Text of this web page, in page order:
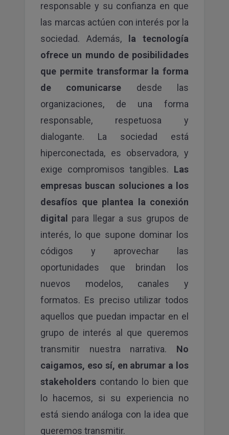
responsable y su confianza en que
las marcas actúen con interés por la
sociedad. Además,
la tecnología
ofrece un mundo de posibilidades
que permite transformar la forma
de comunicarse desde las
organizaciones, de una forma
responsable, respetuosa y
dialogante. La sociedad está
hiperconectada, es observadora, y
exige compromisos tangibles. Las
empresas buscan soluciones a los
desafíos que plantea la conexión
digital para llegar a sus grupos de
interés, lo que supone dominar los
códigos y aprovechar las
oportunidades que brindan los
nuevos modelos, canales y
formatos. Es preciso utilizar todos
aquellos que puedan impactar en el
grupo de interés al que queremos
transmitir nuestra narrativa. No
caigamos, eso sí, en abrumar a los
stakeholders contando lo bien que
lo hacemos, si su experiencia no
está siendo análoga con la idea que
queremos transmitir.